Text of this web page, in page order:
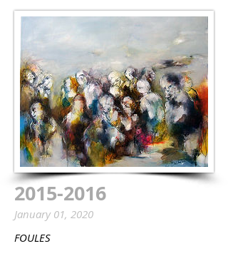
2015-2016
January 01, 2020
FOULES